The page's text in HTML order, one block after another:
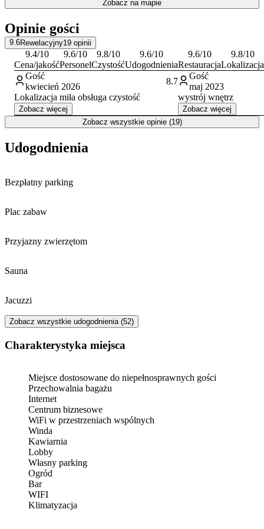
dotarcie do Krakowa i jego najważniejszych atrakcji. Wśród nich
znajdują się między innymi Zamek Królewski na Wawelu,
historyczny Rynek Główny z Sukiennicami, Kościół Mariacki oraz
klimatyczne uliczki Starego Miasta.
Goście w swoich opiniach szczególnie wysoko oceniają czystość
panującą w obiekcie oraz jego lokalizację.
Zobacz na mapie
Opinie gości
9.6Rewelacyjny19 opinii
9.4/10
Cena/jakość
9.6/10
Personel
9.8/10
Czystość
9.6/10
Udogodnienia
9.6/10
Restauracja
9.8/10
Lokalizacja
Gość
kwiecień 2026
8.7
Lokalizacja miła obsługa czystość
Zobacz więcej
Gość
maj 2023
wystrój wnętrz
Zobacz więcej
Zobacz wszystkie opinie (19)
Udogodnienia
Bezpłatny parking
Plac zabaw
Przyjazny zwierzętom
Sauna
Jacuzzi
Zobacz wszystkie udogodnienia (52)
Charakterystyka miejsca
Miejsce dostosowane do niepełnosprawnych gości
Przechowalnia bagażu
Internet
Centrum biznesowe
WiFi w przestrzeniach wspólnych
Winda
Kawiarnia
Lobby
Własny parking
Ogród
Bar
WIFI
Klimatyzacja